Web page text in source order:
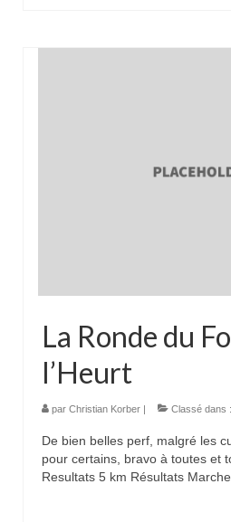
La Ronde du
l’Heurt
par Christian Korber | Classé dans :
De bien belles perf, malgré les
pour certains, bravo à toutes et
Resultats 5 km Résultats